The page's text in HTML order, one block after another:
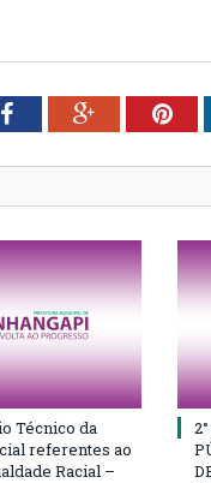
FacebookGoogle+
Técnico da
referentes ao
Racial –